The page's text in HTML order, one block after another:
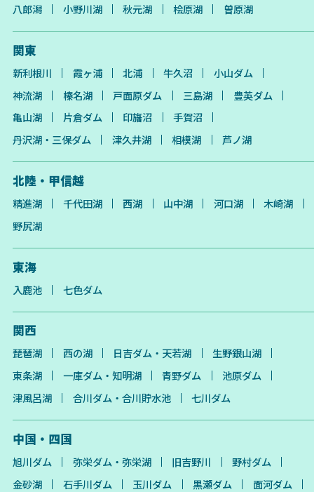
八郎潟 小野川湖 秋元湖 桧原湖 曽原湖
関東
新利根川 霞ヶ浦 北浦 牛久沼
小山ダム
神流湖
榛名湖 戸面原ダム 三島湖
豊英ダム
亀山湖
片倉ダム 印旛沼
手賀沼
丹沢湖・三保ダム
津久井湖 相模湖 芦ノ湖
北陸・甲信越
精進湖 千代田湖 西湖 山中湖 河口湖
木崎湖
野尻湖
東海
入鹿池 七色ダム
関西
琵琶湖 西の湖 日吉ダム・天若湖
生野銀山湖
東条湖
一庫ダム・知明湖 青野ダム
池原ダム
津風呂湖
合川ダム・合川貯水池 七川ダム
中国・四国
旭川ダム 弥栄ダム・弥栄湖 旧吉野川
野村ダム
金砂湖
石手川ダム 玉川ダム 黒瀬ダム
面河ダム